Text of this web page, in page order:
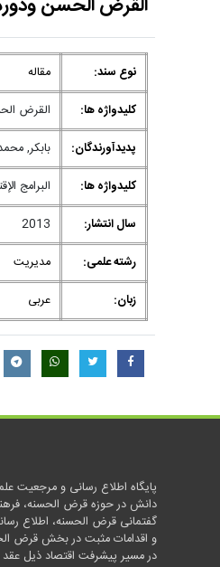
نوع سند:
مقاله
کلیدواژه ها:
القرض
پدیدآورندگان:
بابکر,
کلیدواژه ها:
البرامج
سال انتشار:
2013
رشته علمی:
مدیریت
زبان:
عربی
پایگاه اطلاع رسانی و مرجعیت
دانش در حوزه قرض الحسنه،
گفتمانی قرض الحسنه، اطلاع
و اقدامات مثبت در بخش قرض
در مسیر پیشرفت اقتصاد ذیل